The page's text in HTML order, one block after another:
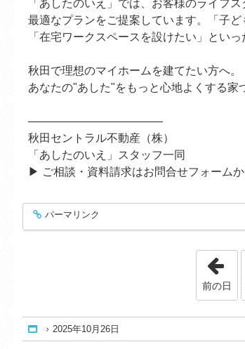
「あしたのいえ」では、お客様のライフ
最適なプランをご提案しています。「子
「在宅ワークスペースを設けたい」とい
秋田で理想のマイホームを建てたい方へ。
あなたの"あした"をもっと心地よくする家
――――――――――――
秋田セントラル不動産（株）
「あしたのいえ」スタッフ一同
▶ ご相談・資料請求はお問合せフォームか
entry482
パーマリンク
前の日
Home
2025年10月26日